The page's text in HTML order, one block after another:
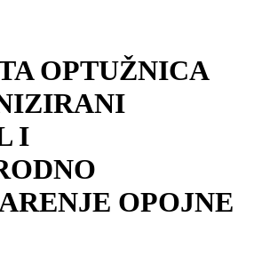
OPTUŽNICA
I
OPOJNE